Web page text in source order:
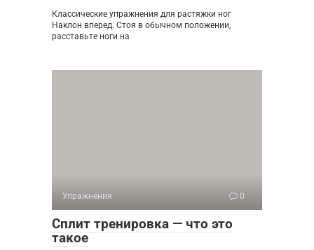
Классические упражнения для растяжки ног
Наклон вперед. Стоя в обычном положении,
расставьте ноги на
Упражнения 0
Сплит тренировка — что это
такое